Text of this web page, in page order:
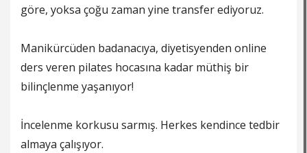
göre, yoksa çoğu zaman yine transfer ediyoruz.
Manikürcüden badanacıya, diyetisyenden online
ders veren pilates hocasına kadar müthiş bir
bilinçlenme yaşanıyor!
İncelenme korkusu sarmış. Herkes kendince tedbir
almaya çalışıyor.